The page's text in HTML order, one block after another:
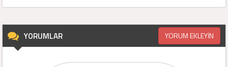
YORUMLAR YORUM EKLEYİN